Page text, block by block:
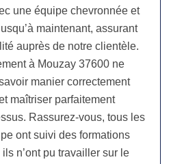
une équipe chevronnée et
maintenant, assurant
auprès de notre clientèle.
à Mouzay 37600 ne
manier correctement
maîtriser parfaitement
Rassurez-vous, tous les
ont suivi des formations
n’ont pu travailler sur le